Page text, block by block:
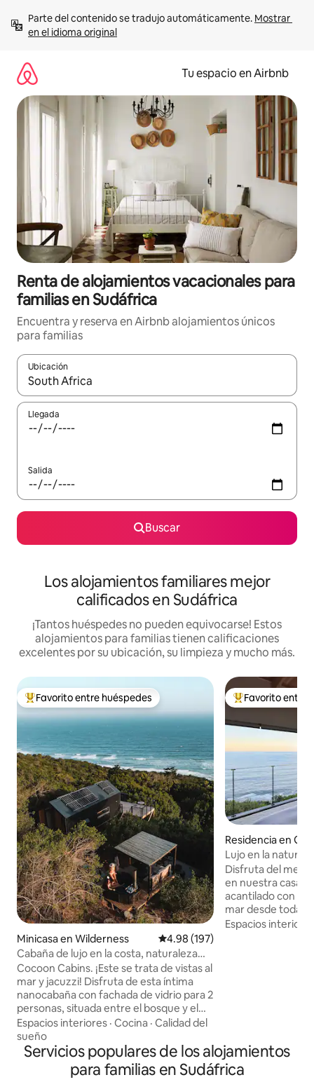
contenido
Parte del contenido se tradujo automáticamente. Mostrar
en el idioma original
Tu espacio en Airbnb
Renta de alojamientos vacacionales para
familias en Sudáfrica
Encuentra y reserva en Airbnb alojamientos únicos
para familias
Ubicación
Cuando los resultados estén disponibles, podrás navegar
Llegada
Salida
Buscar
Los alojamientos familiares mejor
calificados en Sudáfrica
¡Tantos huéspedes no pueden equivocarse! Estos
alojamientos para familias tienen calificaciones
excelentes por su ubicación, su limpieza y mucho más.
De los mejores en Favorito entre huéspedes
Favorito entre huéspedes
Minicasa en Wilderness Calificación promedio: 4.98 de
4.98 (197)
Cabaña de lujo en la costa, naturaleza
salvaje
Cocoon Cabins. ¡Este se trata de vistas al
mar y jacuzzi! Disfruta de esta íntima
nanocabaña con fachada de vidrio para 2
personas, situada entre el bosque y el
mar. Una cabaña bien pensada con cama
tamaño queen, cocina compacta pero
funcional y baño de planta abierta (sin
puerta). Encuentra múltiples áreas al aire
libre para relajarte con total privacidad.
Espacios interiores · Cocina · Calidad del
sueño
De los mejores
Favorito entre
Residencia en
Lujo en la
Vistas infinitas al
Disfruta del
en nuestra casa
acantilado con
mar desde todas
Nuestro diseño
minutos del
Route y
comodidad y
Espacios
Servicios populares de los alojamientos
para familias en Sudáfrica